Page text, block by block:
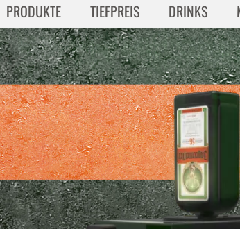
PRODUKTE TIEFPREIS DRINKS